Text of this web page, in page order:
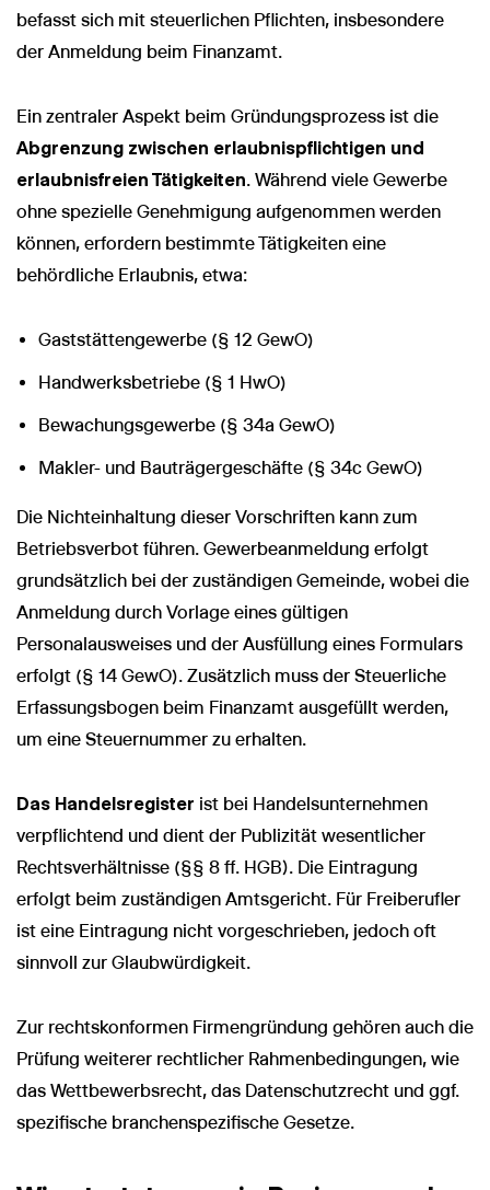
befasst sich mit steuerlichen Pflichten, insbesondere
der Anmeldung beim Finanzamt.
Ein zentraler Aspekt beim Gründungsprozess ist die
Abgrenzung zwischen erlaubnispflichtigen und
erlaubnisfreien Tätigkeiten. Während viele Gewerbe
ohne spezielle Genehmigung aufgenommen werden
können, erfordern bestimmte Tätigkeiten eine
behördliche Erlaubnis, etwa:
Gaststättengewerbe (§ 12 GewO)
Handwerksbetriebe (§ 1 HwO)
Bewachungsgewerbe (§ 34a GewO)
Makler- und Bauträgergeschäfte (§ 34c GewO)
Die Nichteinhaltung dieser Vorschriften kann zum
Betriebsverbot führen. Gewerbeanmeldung erfolgt
grundsätzlich bei der zuständigen Gemeinde, wobei die
Anmeldung durch Vorlage eines gültigen
Personalausweises und der Ausfüllung eines Formulars
erfolgt (§ 14 GewO). Zusätzlich muss der Steuerliche
Erfassungsbogen beim Finanzamt ausgefüllt werden,
um eine Steuernummer zu erhalten.
Das Handelsregister ist bei Handelsunternehmen
verpflichtend und dient der Publizität wesentlicher
Rechtsverhältnisse (§§ 8 ff. HGB). Die Eintragung
erfolgt beim zuständigen Amtsgericht. Für Freiberufler
ist eine Eintragung nicht vorgeschrieben, jedoch oft
sinnvoll zur Glaubwürdigkeit.
Zur rechtskonformen Firmengründung gehören auch die
Prüfung weiterer rechtlicher Rahmenbedingungen, wie
das Wettbewerbsrecht, das Datenschutzrecht und ggf.
spezifische branchenspezifische Gesetze.